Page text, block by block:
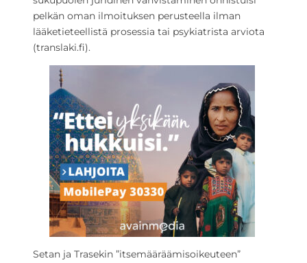
pelkän oman ilmoituksen perusteella ilman
lääketieteellistä prosessia tai psykiatrista arviota
(translaki.fi).
Setan ja Trasekin ”itsemääräämisoikeuteen”